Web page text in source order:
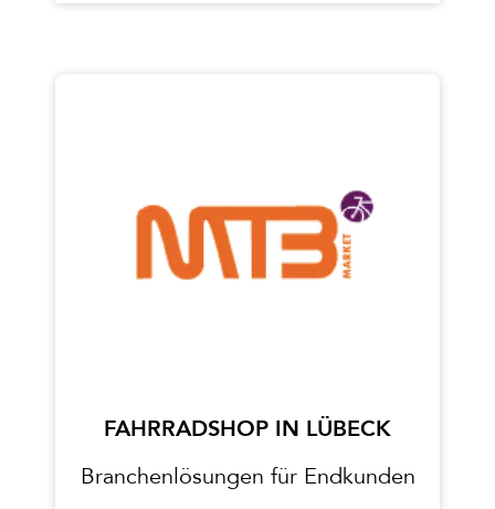
FAHRRADSHOP IN LÜBECK
Branchenlösungen für Endkunden